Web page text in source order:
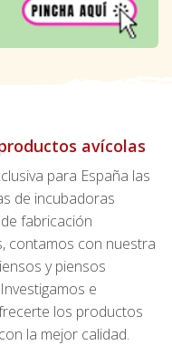
avícolas
para España las
de incubadoras
de fabricación
contamos con nuestra
y piensos
e
los productos
la mejor calidad.